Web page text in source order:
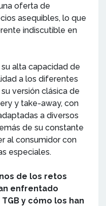
oferta de
asequibles, lo que
indiscutible en
alta capacidad de
a los diferentes
versión clásica de
y take-away, con
a diversos
de su constante
al consumidor con
especiales.
de los retos
enfrentado
y cómo los han